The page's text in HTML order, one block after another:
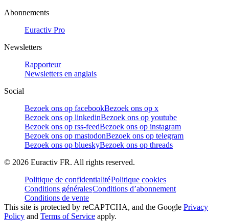
Abonnements
Euractiv Pro
Newsletters
Rapporteur
Newsletters en anglais
Social
Bezoek ons op facebookBezoek ons op x
Bezoek ons op linkedinBezoek ons op youtube
Bezoek ons op rss-feedBezoek ons op instagram
Bezoek ons op mastodonBezoek ons op telegram
Bezoek ons op blueskyBezoek ons op threads
© 2026 Euractiv FR. All rights reserved.
Politique de confidentialitéPolitique cookies
Conditions généralesConditions d’abonnement
Conditions de vente
This site is protected by reCAPTCHA, and the Google Privacy
Policy and Terms of Service apply.